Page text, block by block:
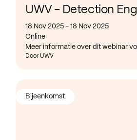
UWV - Detection
18 Nov 2025 - 18 Nov 2025
Online
Meer informatie over dit webinar
Door UWV
Bijeenkomst